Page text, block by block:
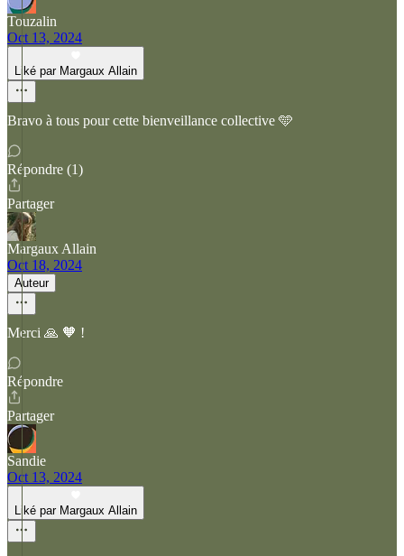
Touzalin
Oct 13, 2024
Liké par Margaux Allain
Bravo à tous pour cette bienveillance collective 🩵
Répondre (1)
Partager
Margaux Allain
Oct 18, 2024
Auteur
Merci 🙏 🧡 !
Répondre
Partager
Sandie
Oct 13, 2024
Liké par Margaux Allain